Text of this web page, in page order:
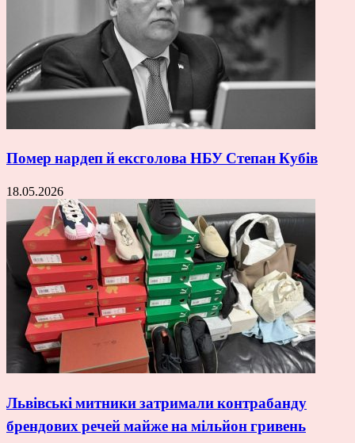
Помер нардеп й ексголова НБУ Степан Кубів
18.05.2026
Львівські митники затримали контрабанду
брендових речей майже на мільйон гривень